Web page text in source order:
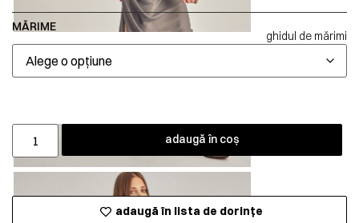
MĂRIME
ghidul de mărimi
adaugă în coș
adaugă în lista de dorințe